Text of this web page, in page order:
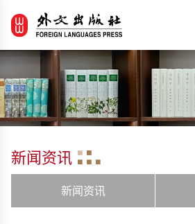
新闻资讯
新闻资讯